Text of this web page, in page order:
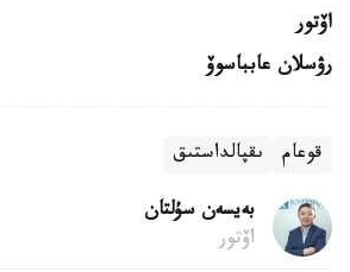
اۆتور
رۋسلان عابباسوۆ
قوعام ىقپالداستىق
بەيسەن سۇلتان
اۆتور